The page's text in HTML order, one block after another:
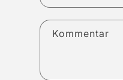
Kommentar